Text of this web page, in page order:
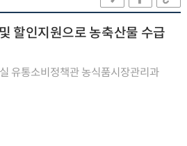
할인지원으로 농축산물 수급
유통소비정책관 농식품시장관리과